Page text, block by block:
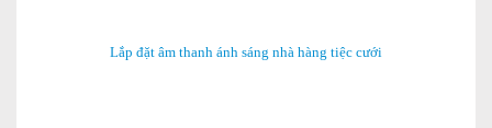
Lắp đặt âm thanh ánh sáng nhà hàng tiệc cưới